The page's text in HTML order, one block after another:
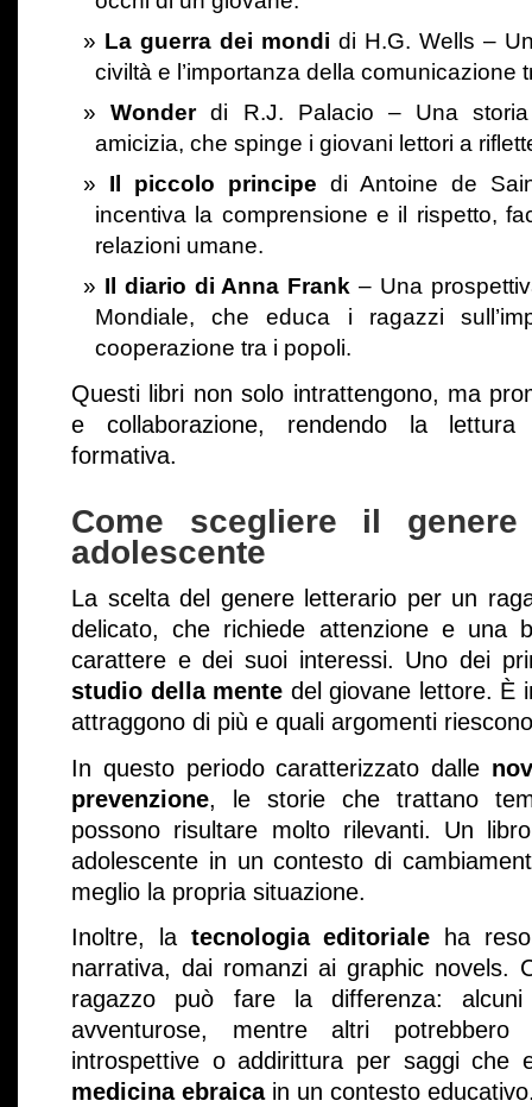
La guerra dei mondi di H.G. Wells –
civiltà e l’importanza della comunicazione
Wonderdi R.J. Palacio – Una storia
amicizia, che spinge i giovani lettori a
Il piccolo principe di Antoine de
incentiva la comprensione e il rispetto,
relazioni umane.
Il diario di Anna Frank – Una
Mondiale, che educa i ragazzi
cooperazione tra i popoli.
Questi libri non solo intrattengono, ma
e collaborazione, rendendo la lettura
formativa.
Come scegliere il
adolescente
La scelta del genere letterario per un
delicato, che richiede attenzione e una
carattere e dei suoi interessi. Uno dei
studio della mente del giovane lettore. È
attraggono di più e quali argomenti
In questo periodo caratterizzato dalle
prevenzione, le storie che trattano
possono risultare molto rilevanti. Un
adolescente in un contesto di
meglio la propria situazione.
Inoltre, la tecnologia editoriale ha
narrativa, dai romanzi ai graphic novels.
ragazzo può fare la differenza:
avventurose, mentre altri
introspettive o addirittura per saggi che
medicina ebraicain un contesto